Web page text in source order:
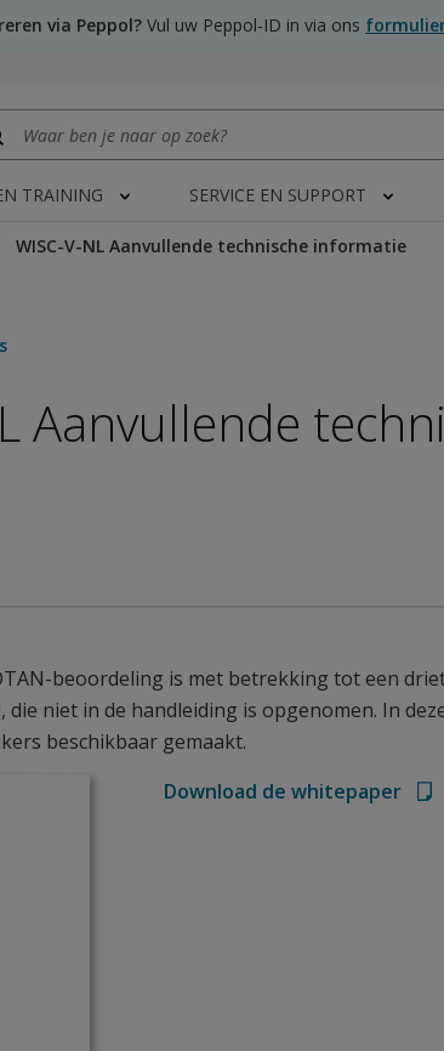
via Peppol? Vul uw Peppol-ID in via ons
TRAINING SERVICE EN SUPPORT
WISC-V-NL Aanvullende technische informatie
Aanvullende
beoordeling is met betrekking tot een
niet in de handleiding is opgenomen. In
beschikbaar gemaakt.
Download de whitepaper